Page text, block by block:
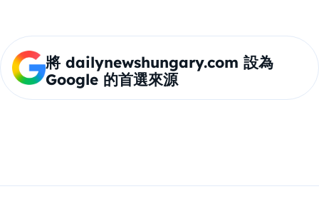
將 dailynewshungary.com 設為
Google 的首選來源